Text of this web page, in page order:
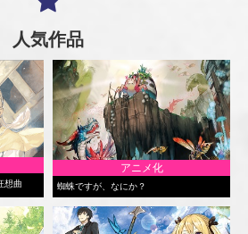
人気作品
想曲
アニメ化
蜘蛛ですが、なにか？